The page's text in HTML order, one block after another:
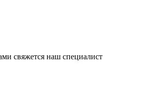
свяжется наш специалист